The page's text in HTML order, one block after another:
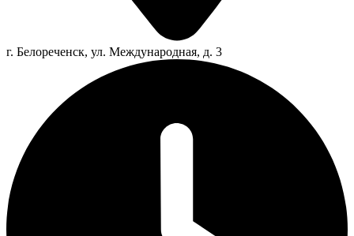
г. Белореченск, ул. Международная, д. 3